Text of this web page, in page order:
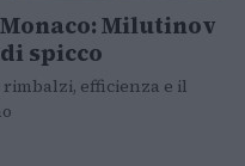
Milutinov
spicco
efficienza e il